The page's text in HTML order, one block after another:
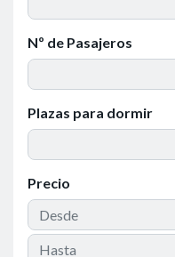
Nº de Pasajeros
Plazas para dormir
Precio